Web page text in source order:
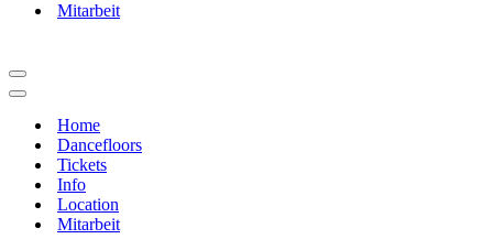
Mitarbeit
Navigationsmenü
Navigationsmenü
Home
Dancefloors
Tickets
Info
Location
Mitarbeit